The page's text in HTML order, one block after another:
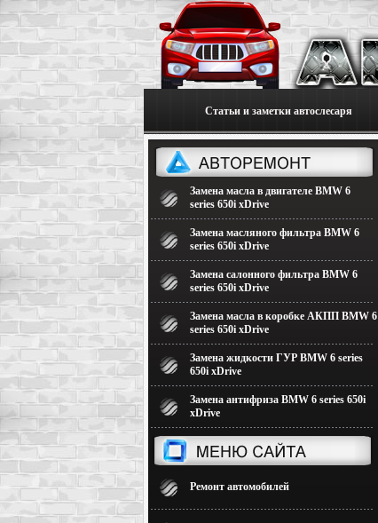
Статьи и заметки автослесаря
Замена масла в двигателе BMW 6
series 650i xDrive
Замена масляного фильтра BMW 6
series 650i xDrive
Замена салонного фильтра BMW 6
series 650i xDrive
Замена масла в коробке АКПП BMW 6
series 650i xDrive
Замена жидкости ГУР BMW 6 series
650i xDrive
Замена антифриза BMW 6 series 650i
xDrive
Ремонт автомобилей